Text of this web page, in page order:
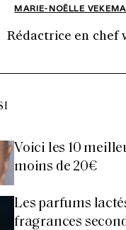
MARIE-NOËLLE
Rédactrice en chef
Voici les 10
moins de 20€
Les parfums
fragrances